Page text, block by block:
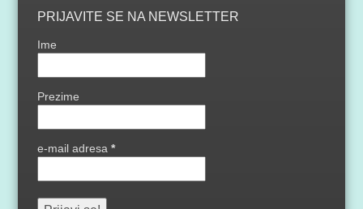
PRIJAVITE SE NA NEWSLETTER
Ime
Prezime
e-mail adresa*